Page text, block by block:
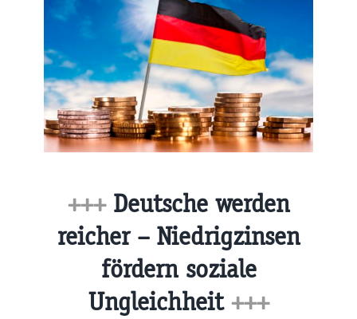
+++Deutsche werden
reicher – Niedrigzinsen
fördern soziale
Ungleichheit +++